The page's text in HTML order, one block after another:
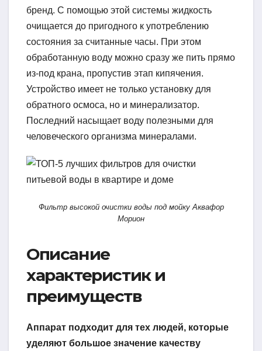
бренд. С помощью этой системы жидкость
очищается до пригодного к употреблению
состояния за считанные часы. При этом
обработанную воду можно сразу же пить прямо
из-под крана, пропустив этап кипячения.
Устройство имеет не только установку для
обратного осмоса, но и минерализатор.
Последний насыщает воду полезными для
человеческого организма минералами.
Фильтр высокой очистки воды под мойку Аквафор
Морион
Описание
характеристик и
преимуществ
Аппарат подходит для тех людей, которые
уделяют большое значение качеству